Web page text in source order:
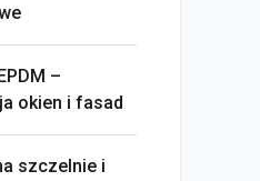
–
okien i fasad
szczelnie i